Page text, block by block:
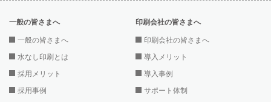
一般の皆さまへ
一般の皆さまへ
水なし印刷とは
採用メリット
採用事例
印刷会社の皆さまへ
印刷会社の皆さまへ
導入メリット
導入事例
サポート体制